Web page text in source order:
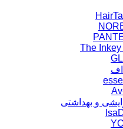
The Inkey
و بهداشتی